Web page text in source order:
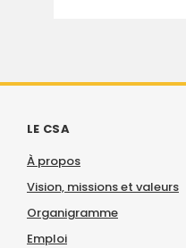
LE CSA
À propos
Vision, missions et valeurs
Organigramme
Emploi